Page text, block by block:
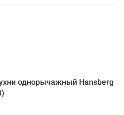
однорычажный Hansberg